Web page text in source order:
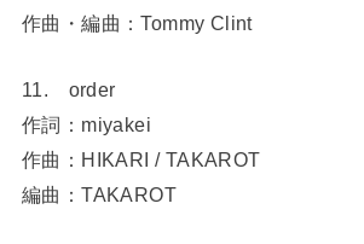
作曲・編曲：Tommy Clint
11. order
作詞：miyakei
作曲：HIKARI / TAKAROT
編曲：TAKAROT